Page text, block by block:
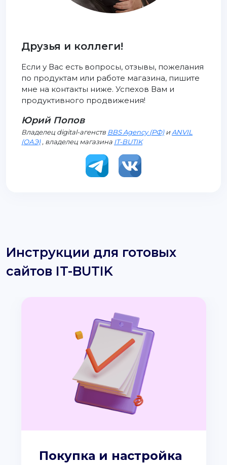
Друзья и коллеги!
Если у Вас есть вопросы, отзывы, пожелания
по продуктам или работе магазина, пишите
мне на контакты ниже. Успехов Вам и
продуктивного продвижения!
Юрий Попов
Владелец digital-агенств BBS Agency (РФ)иANVIL
(ОАЭ), владелец магазина IT-BUTIK
Инструкции для готовых
сайтов IT-BUTIK
Покупка и настройка